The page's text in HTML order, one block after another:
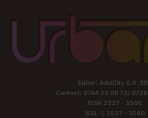
Editor: AddCity O.R.
Contact: 0744 24 08 73/ 0728
ISSN 2537 - 3560
ISSL-L 2537 - 3560